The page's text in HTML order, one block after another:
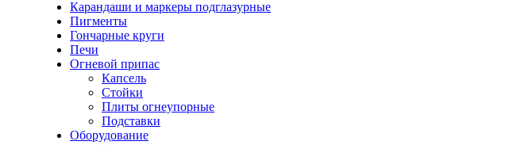
Карандаши и маркеры подглазурные
Пигменты
Гончарные круги
Печи
Огневой припас
Капсель
Стойки
Плиты огнеупорные
Подставки
Оборудование